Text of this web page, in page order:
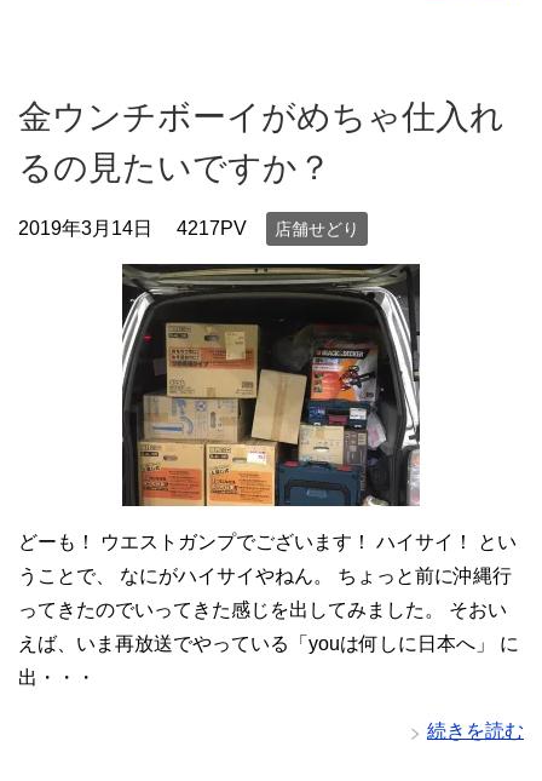
金ウンチボーイがめちゃ仕入れ
るの見たいですか？
2019年3月14日 4217PV 店舗せどり
どーも！ ウエストガンプでございます！ ハイサイ！ とい
うことで、 なにがハイサイやねん。 ちょっと前に沖縄行
ってきたのでいってきた感じを出してみました。 そおい
えば、いま再放送でやっている「youは何しに日本へ」 に
出・・・
続きを読む